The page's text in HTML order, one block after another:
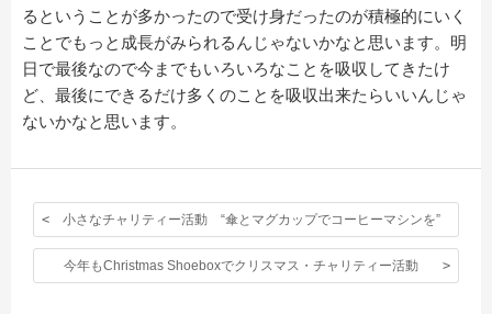
るということが多かったので受け身だったのが積極的にいく
ことでもっと成長がみられるんじゃないかなと思います。明
日で最後なので今までもいろいろなことを吸収してきたけ
ど、最後にできるだけ多くのことを吸収出来たらいいんじゃ
ないかなと思います。
小さなチャリティー活動 “傘とマグカップでコーヒーマシンを”
今年もChristmas Shoeboxでクリスマス・チャリティー活動